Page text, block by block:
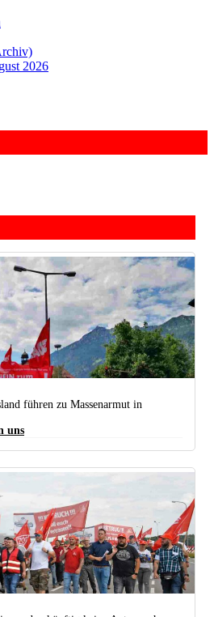
2026
in Elmau mit Durchblick: Nicht Putin lässt uns im
des „Wertewestens“. (Foto: DKP München)
führen zu Massenarmut in
uns